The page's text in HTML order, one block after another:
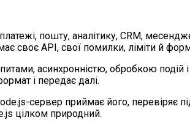
пошту, аналітику, CRM,
своє API, свої помилки, ліміти й
асинхронністю, обробкою
і передає далі.
сервер приймає його, перевіряє
цілком природний.